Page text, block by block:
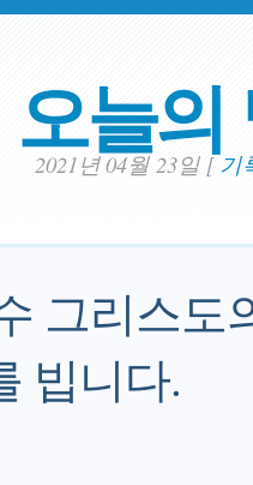
오늘의
2021년 04월 23일 [기
그리스도
빕니다.